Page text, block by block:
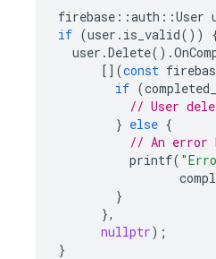
firebase ::auth ::User
if (user . is_valid())
user .Delete().
[](const
if (
// User
} else {
// An error
printf(
}
},
nullptr);
}